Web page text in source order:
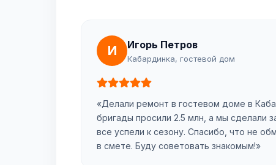
И Игорь Петров
Кабардинка, гостевой дом
«Делали ремонт в гостевом доме в
бригады просили 2.5 млн, а мы сделали
все успели к сезону. Спасибо, что не
в смете. Буду советовать знакомым!»